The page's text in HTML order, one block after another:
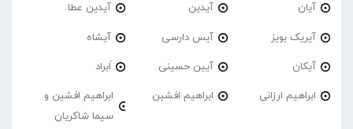
آیان آیدین آیدین عطا
آیریک بویز آیس دارسی آیشاه
آیکان آیین حسینی اَبراد
ابراهیم ارزانی ابراهیم افشین
ابراهیم افشین و
سیما شاکریان